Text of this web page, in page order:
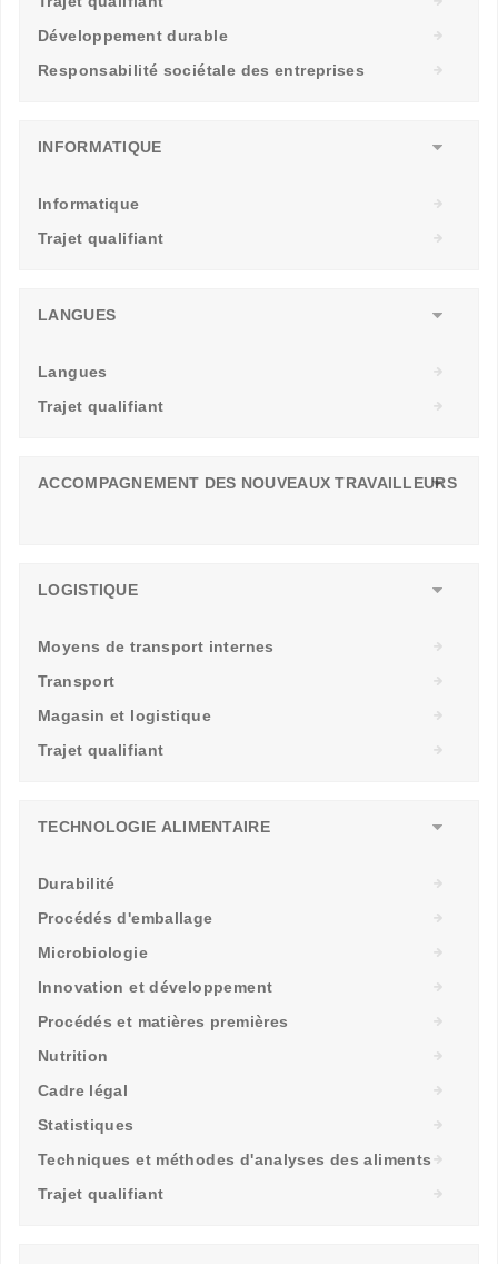
Développement durable
Responsabilité sociétale des entreprises
INFORMATIQUE
Informatique
Trajet qualifiant
LANGUES
Langues
Trajet qualifiant
ACCOMPAGNEMENT DES NOUVEAUX TRAVAILLEURS
LOGISTIQUE
Moyens de transport internes
Transport
Magasin et logistique
Trajet qualifiant
TECHNOLOGIE ALIMENTAIRE
Durabilité
Procédés d'emballage
Microbiologie
Innovation et développement
Procédés et matières premières
Nutrition
Cadre légal
Statistiques
Techniques et méthodes d'analyses des aliments
Trajet qualifiant